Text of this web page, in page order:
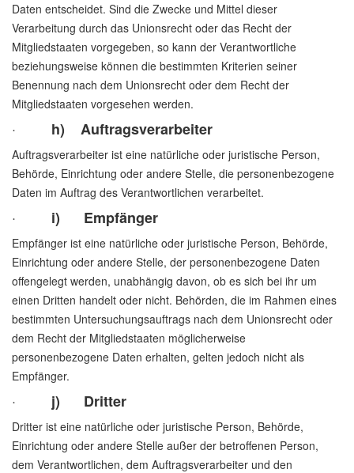
Daten entscheidet. Sind die Zwecke und Mittel dieser
Verarbeitung durch das Unionsrecht oder das Recht der
Mitgliedstaaten vorgegeben, so kann der Verantwortliche
beziehungsweise können die bestimmten Kriterien seiner
Benennung nach dem Unionsrecht oder dem Recht der
Mitgliedstaaten vorgesehen werden.
· h) Auftragsverarbeiter
Auftragsverarbeiter ist eine natürliche oder juristische Person,
Behörde, Einrichtung oder andere Stelle, die personenbezogene
Daten im Auftrag des Verantwortlichen verarbeitet.
· i) Empfänger
Empfänger ist eine natürliche oder juristische Person, Behörde,
Einrichtung oder andere Stelle, der personenbezogene Daten
offengelegt werden, unabhängig davon, ob es sich bei ihr um
einen Dritten handelt oder nicht. Behörden, die im Rahmen eines
bestimmten Untersuchungsauftrags nach dem Unionsrecht oder
dem Recht der Mitgliedstaaten möglicherweise
personenbezogene Daten erhalten, gelten jedoch nicht als
Empfänger.
· j) Dritter
Dritter ist eine natürliche oder juristische Person, Behörde,
Einrichtung oder andere Stelle außer der betroffenen Person,
dem Verantwortlichen, dem Auftragsverarbeiter und den